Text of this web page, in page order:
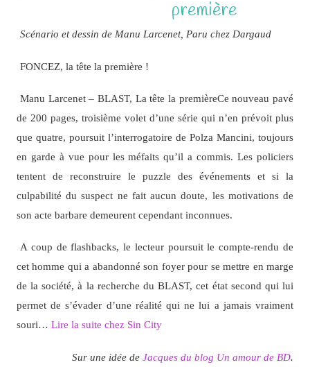
première
Scénario et dessin de Manu Larcenet, Paru chez Dargaud
FONCEZ, la tête la première !
Manu Larcenet – BLAST, La tête la premièreCe nouveau pavé
de 200 pages, troisième volet d’une série qui n’en prévoit plus
que quatre, poursuit l’interrogatoire de Polza Mancini, toujours
en garde à vue pour les méfaits qu’il a commis. Les policiers
tentent de reconstruire le puzzle des événements et si la
culpabilité du suspect ne fait aucun doute, les motivations de
son acte barbare demeurent cependant inconnues.
A coup de flashbacks, le lecteur poursuit le compte-rendu de
cet homme qui a abandonné son foyer pour se mettre en marge
de la société, à la recherche du BLAST, cet état second qui lui
permet de s’évader d’une réalité qui ne lui a jamais vraiment
souri… Lire la suite chez Sin City
Sur une idée deJacques du blog Un amour de BD.